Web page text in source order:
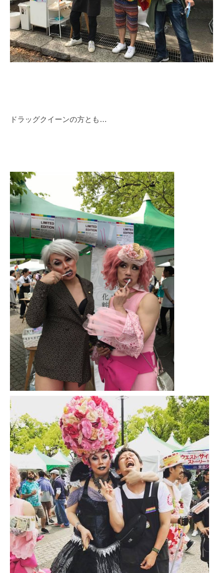
ドラッグクイーンの方とも…